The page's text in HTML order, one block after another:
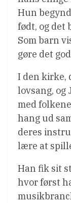
Hun
født, og det
Som barn
gøre det
I den kirke,
lovsang, og
med
hang ud
deres
lære at
Han fik sit
hvor først